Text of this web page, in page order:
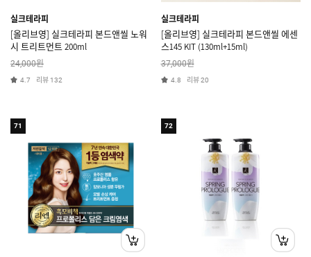
실크테라피
[올리브영] 실크테라피 본드앤씰 노워
시 트리트먼트 200ml
24,000원
4.7 리뷰 132
실크테라피
[올리브영] 실크테라피 본드앤씰 에센
스145 KIT (130ml+15ml)
37,000원
4.8 리뷰20
71 72